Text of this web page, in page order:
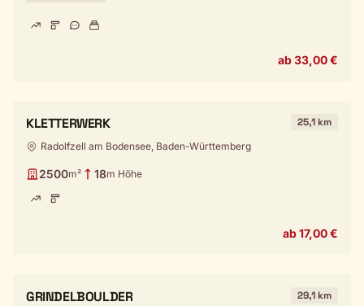
ab 33,00 €
KLETTERWERK 25,1 km
Radolfzell am Bodensee, Baden-Württemberg
2500m² 18m Höhe
ab 17,00 €
GRINDELBOULDER 29,1 km